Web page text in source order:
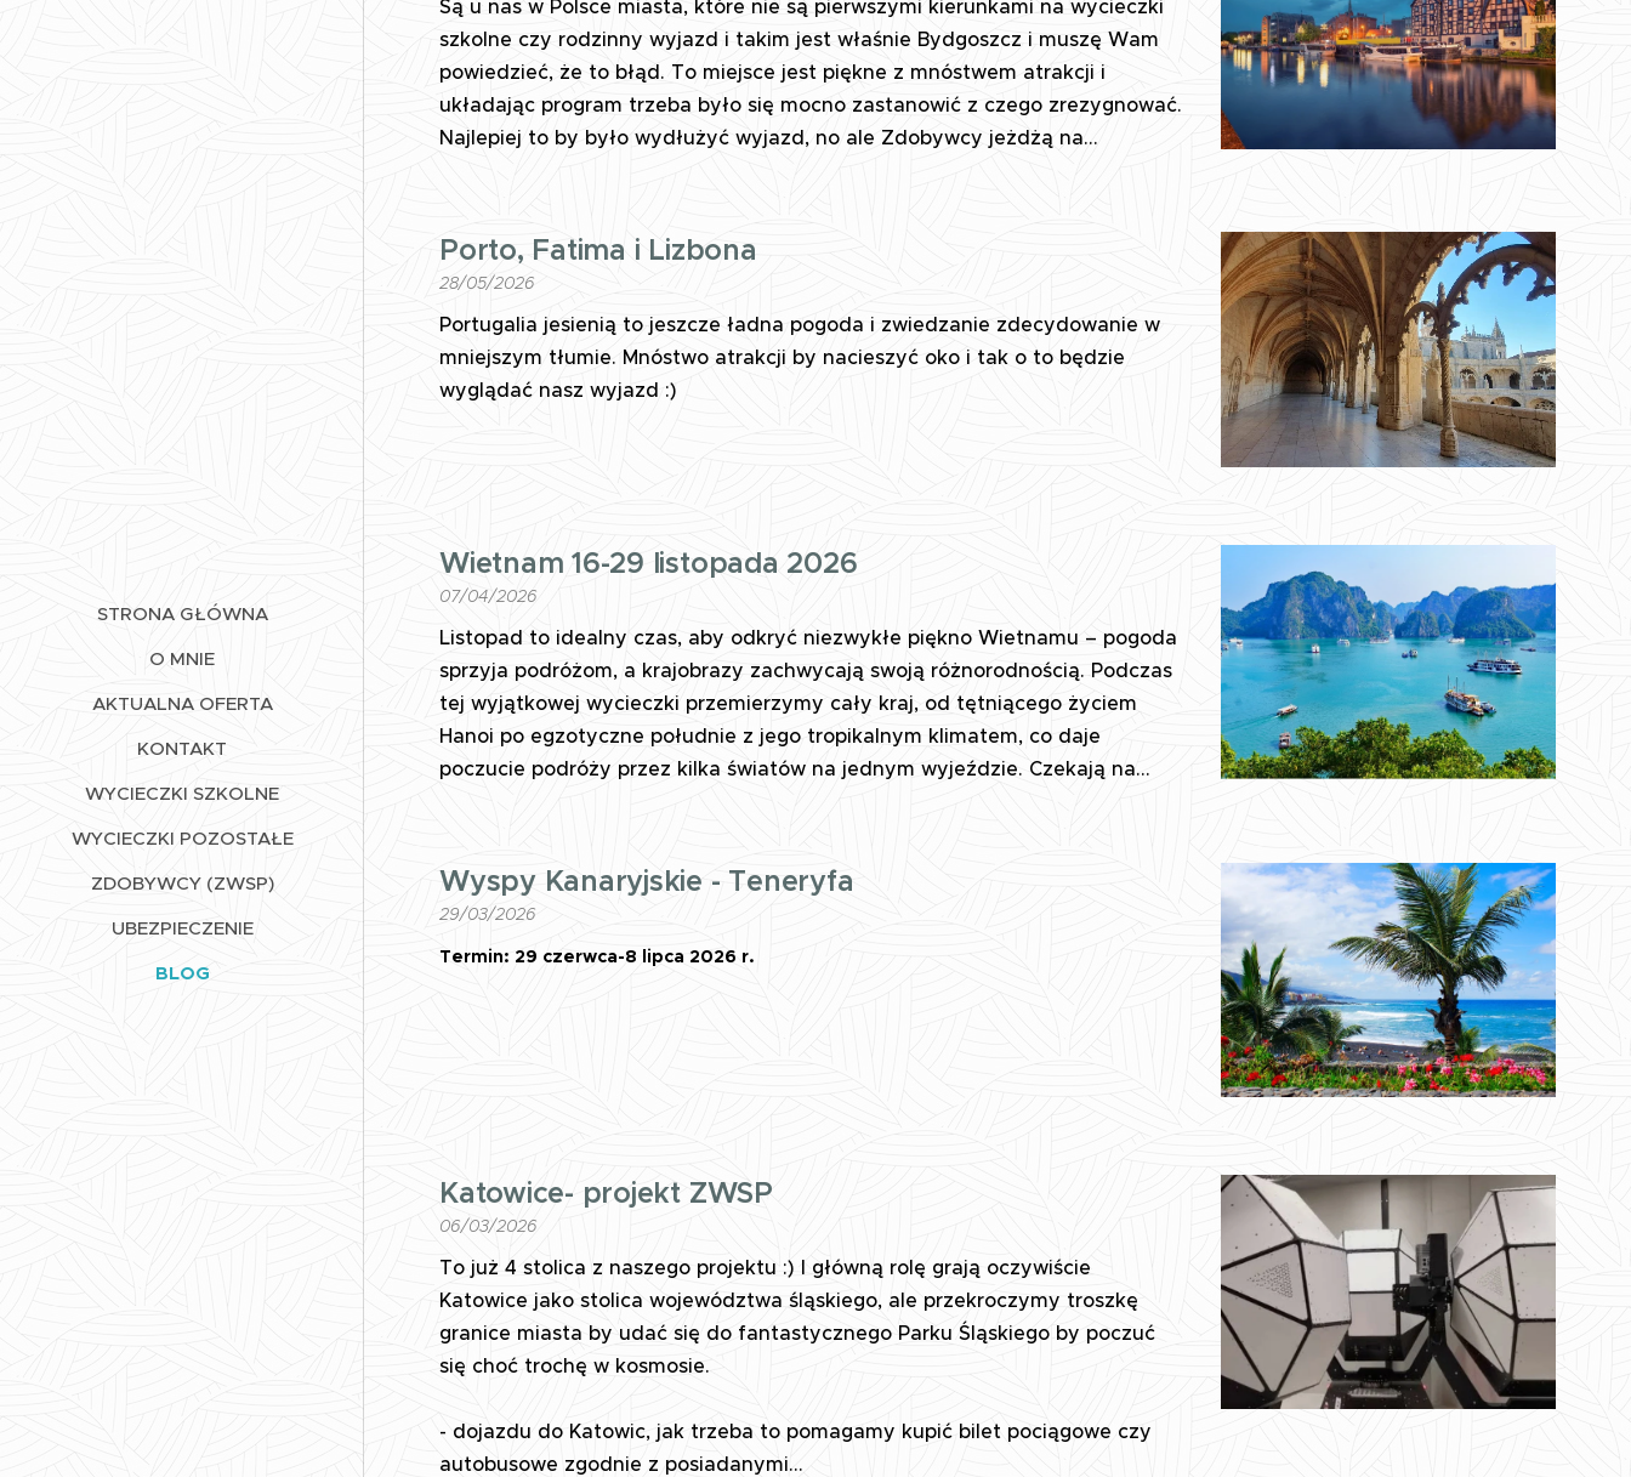
STRONA GŁÓWNA
O MNIE
AKTUALNA OFERTA
KONTAKT
WYCIECZKI SZKOLNE
WYCIECZKI POZOSTAŁE
ZDOBYWCY (ZWSP)
UBEZPIECZENIE
BLOG
Są u nas w Polsce miasta, które nie są pierwszymi kierunkami na wycieczki
szkolne czy rodzinny wyjazd i takim jest właśnie Bydgoszcz i muszę Wam
powiedzieć, że to błąd. To miejsce jest piękne z mnóstwem atrakcji i
układając program trzeba było się mocno zastanowić z czego zrezygnować.
Najlepiej to by było wydłużyć wyjazd, no ale Zdobywcy jeżdżą na...
Porto, Fatima i Lizbona
28/05/2026
Portugalia jesienią to jeszcze ładna pogoda i zwiedzanie zdecydowanie w
mniejszym tłumie. Mnóstwo atrakcji by nacieszyć oko i tak o to będzie
wyglądać nasz wyjazd :)
Wietnam 16-29 listopada 2026
07/04/2026
Listopad to idealny czas, aby odkryć niezwykłe piękno Wietnamu – pogoda
sprzyja podróżom, a krajobrazy zachwycają swoją różnorodnością. Podczas
tej wyjątkowej wycieczki przemierzymy cały kraj, od tętniącego życiem
Hanoi po egzotyczne południe z jego tropikalnym klimatem, co daje
poczucie podróży przez kilka światów na jednym wyjeździe. Czekają na...
Wyspy Kanaryjskie - Teneryfa
29/03/2026
Termin: 29 czerwca-8 lipca 2026 r.
Katowice- projekt ZWSP
06/03/2026
To już 4 stolica z naszego projektu :) I główną rolę grają oczywiście
Katowice jako stolica województwa śląskiego, ale przekroczymy troszkę
granice miasta by udać się do fantastycznego Parku Śląskiego by poczuć
się choć trochę w kosmosie.
- dojazdu do Katowic, jak trzeba to pomagamy kupić bilet pociągowe czy
autobusowe zgodnie z posiadanymi...